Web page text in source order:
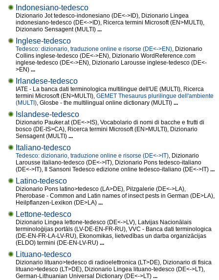
Indonesiano-tedesco
Dizionario Jot tedesco-indonesiano (DE<->ID), Dizionario Lingea
indonesiano-tedesco (DE<->ID), Ricerca termini Microsoft (EN>MULTI),
Dizionario Sensagent (MULTI) ...
Inglese-tedesco
Tedesco: dizionario, traduzione online e risorse (DE<->EN), Dizionario
Collins inglese-tedesco (DE<->EN), Dizionario WordReference.com
inglese-tedesco (DE<->EN), Dizionario Larousse inglese-tedesco (DE<-
>EN) ...
Irlandese-tedesco
IATE - La banca dati terminologica multilingue dell'UE (MULTI), Ricerca
termini Microsoft (EN>MULTI), GEMET Thesaurus plurilingue dell'ambiente
(MULTI), Glosbe - the multilingual online dictionary (MULTI) ...
Islandese-tedesco
Dizionario Pauker.at (DE<->IS), Vocabolario di nomi di bacche e frutti di
bosco (DE-IS>CA), Ricerca termini Microsoft (EN>MULTI), Dizionario
Sensagent (MULTI) ...
Italiano-tedesco
Tedesco: dizionario, traduzione online e risorse (DE<->IT), Dizionario
Larousse italiano-tedesco (DE<->IT), Dizionario Pons tedesco-italiano
(DE<->IT), Il Sansoni Tedesco edizione online tedesco-italiano (DE<->IT) ...
Latino-tedesco
Dizionario Pons latino>tedesco (LA>DE), Pilzgalerie (DE<->LA),
Pherobase - Common and Latin names of insect pests in German (DE>LA),
Heilpflanzen-Lexikon (DE>LA) ...
Lettone-tedesco
Dizionario Lingea lettone-tedesco (DE<->LV), Latvijas Nacionālais
terminoloģijas portāls (LV-DE-EN-FR-RU), VVC - Banca dati terminologica
(DE-EN-FR-LA-LV-RU), Ekonomikas, lietvedības un darba organizācijas
(ELDO) termini (DE-EN-LV-RU) ...
Lituano-tedesco
Dizionario lituano>tedesco di radioelettronica (LT>DE), Dizionario di fisica
lituano>tedesco (LT>DE), Dizionario Lingea lituano-tedesco (DE<->LT),
German-Lithuanian Universal Dictionary (DE<->LT) ...